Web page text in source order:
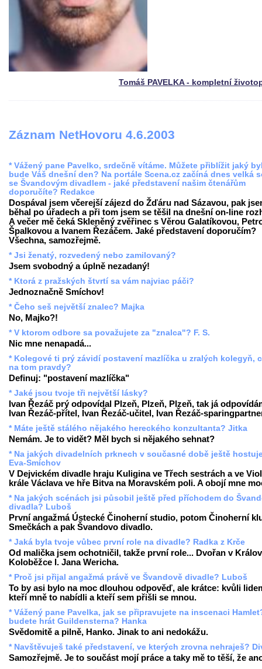
Tomáš PAVELKA - kompletní
Záznam NetHovoru 4.6.2003
* Vážený pane Pavelko, srdečně vítáme. Můžete přiblížit jaký
bude Váš dnešní den? Na portále Scena.cz začíná dnes velká
se Švandovým divadlem - jaké představení našim čtenářům
doporučíte? Redakce
Dospával jsem včerejší zájezd do Žďáru nad Sázavou, pak
běhal po úřadech a při tom jsem se těšil na dnešní on-line
A večer mě čeká Skleněný zvěřinec s Věrou Galatíkovou,
Špalkovou a Ivanem Řezáčem. Jaké představení doporučím?
Všechna, samozřejmě.
* Jsi ženatý, rozvedený nebo zamilovaný?
Jsem svobodný a úplně nezadaný!
* Ktorá z pražských štvrtí sa vám najviac páči?
Jednoznačně Smíchov!
* Čeho seš největší znalec? Majka
No, Majko?!
* V ktorom odbore sa považujete za "znalca"? F. S.
Nic mne nenapadá...
* Kolegové ti prý závidí postavení mazlíčka u zralých kolegyň,
na tom pravdy?
Definuj: "postavení mazlíčka"
* Jaké jsou tvoje tři největší lásky?
Ivan Řezáč prý odpovídal Plzeň, Plzeň, Plzeň, tak já
Ivan Řezáč-přítel, Ivan Řezáč-učitel, Ivan Řezáč-
* Máte ještě stálého nějakého hereckého konzultanta? Jitka
Nemám. Je to vidět? Měl bych si nějakého sehnat?
* Na jakých divadelních prknech v současné době ještě
Eva-Smíchov
V Dejvickém divadle hraju Kuligina ve Třech sestrách a ve
krále Václava ve hře Bitva na Moravském poli. A obojí mne
* Na jakých scénách jsi působil ještě před příchodem do
divadla? Luboš
První angažmá Ústecké Činoherní studio, potom Činoherní
Smečkách a pak Švandovo divadlo.
* Jaká byla tvoje vůbec první role na divadle? Radka z Krče
Od malička jsem ochotničil, takže první role... Dvořan v
Koloběžce I. Jana Wericha.
* Proč jsi přijal angažmá právě ve Švandově divadle? Luboš
To by asi bylo na moc dlouhou odpověď, ale krátce: kvůli
kteří mně to nabídli a kteří sem přišli se mnou.
* Vážený pane Pavelka, jak se připravujete na inscenaci
budete hrát Guildensterna? Hanka
Svědomitě a pilně, Hanko. Jinak to ani nedokážu.
* Navštěvuješ také představení, ve kterých zrovna nehraješ?
Samozřejmě. Je to součást mojí práce a taky mě to těší, že